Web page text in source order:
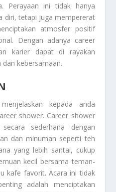
Perayaan ini tidak hanya
diri, tetapi juga mempererat
atmosfer positif
Dengan adanya career
karier dapat di rayakan
dan kebersamaan.
kepada anda
shower. Career shower
sederhana dengan
dan minuman seperti teh
yang lebih santai, cukup
kecil bersama teman-
kafe favorit. Acara ini tidak
adalah menciptakan